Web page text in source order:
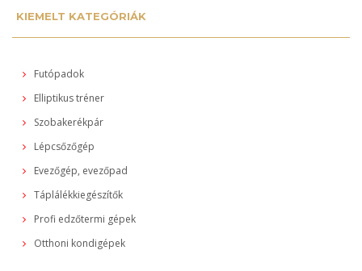
KIEMELT KATEGÓRIÁK
Futópadok
Elliptikus tréner
Szobakerékpár
Lépcsőzőgép
Evezőgép, evezőpad
Táplálékkiegészítők
Profi edzőtermi gépek
Otthoni kondigépek